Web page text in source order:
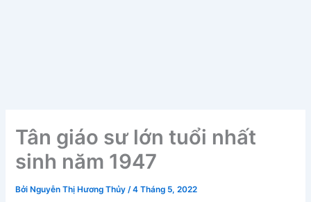
Tân giáo sư lớn tuổi nhất
sinh năm 1947
Bởi Nguyễn Thị Hương Thủy/4 Tháng 5, 2022